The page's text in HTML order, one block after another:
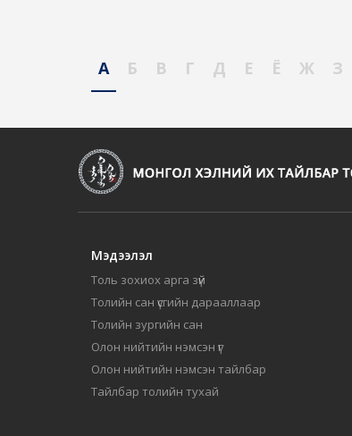
А Б В Г Д Е Ё Ж З
Мэдээлэл
Толь зохиох арга зүй
Толийн сан үсгийн дарааллаар
Толийн зургийн сан
Олон нийтийн нэмсэн үг
Олон нийтийн нэмсэн тайлбар
Тайлбар толийн тухай